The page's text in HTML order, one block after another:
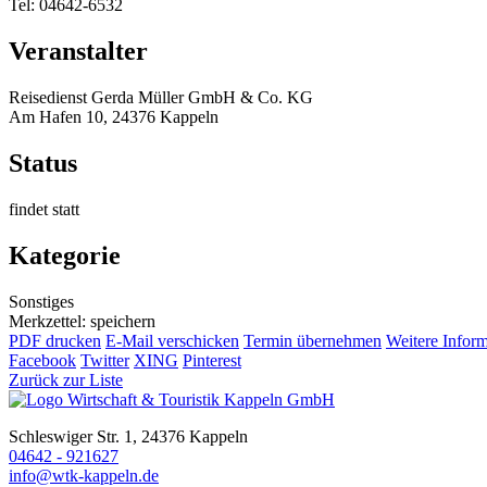
Tel: 04642-6532
Veranstalter
Reisedienst Gerda Müller GmbH & Co. KG
Am Hafen 10, 24376 Kappeln
Status
findet statt
Kategorie
Sonstiges
Merkzettel: speichern
PDF drucken E-Mail verschicken Termin übernehmen Weitere
Facebook Twitter XING Pinterest
Zurück zur Liste
Schleswiger Str. 1, 24376 Kappeln
04642 - 921627
info@wtk-kappeln.de